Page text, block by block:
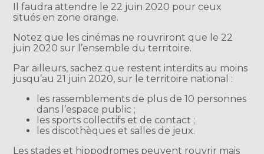
Il faudra attendre le 22 juin 2020 pour ceux
situés en zone orange.
Notez que les cinémas ne rouvriront que le 22
juin 2020 sur l’ensemble du territoire.
Par ailleurs, sachez que restent interdits au moins
jusqu’au 21 juin 2020, sur le territoire national :
les rassemblements de plus de 10 personnes
dans l’espace public ;
les sports collectifs et de contact ;
les discothèques et salles de jeux.
Les stades et hippodromes peuvent rouvrir mais